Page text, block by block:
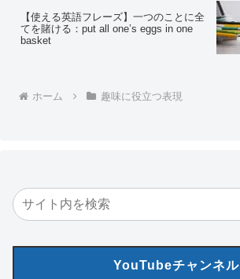
【使える英語フレーズ】一つのことに全
てを賭ける：put all one’s eggs in one
basket
ホーム 趣味に役立つ表現
YouTubeチャンネル